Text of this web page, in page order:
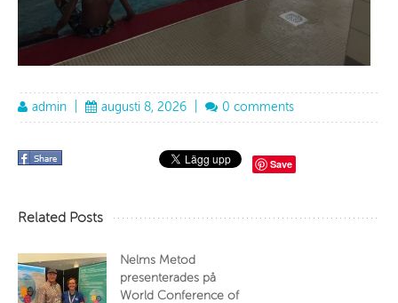
admin augusti 8, 2026 0 comments
Save
Related Posts
Nelms Metod
presenterades på
World Conference of